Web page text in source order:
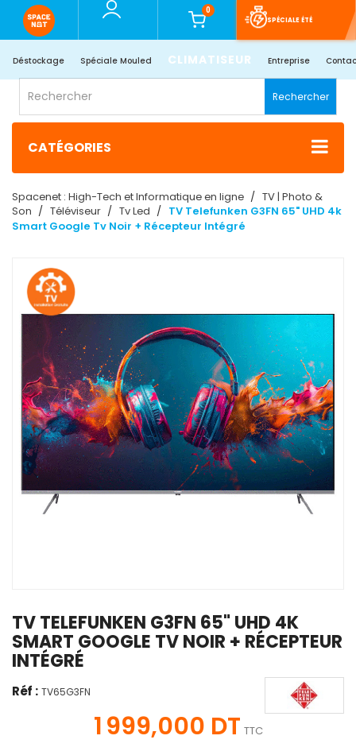
0
SPÉCIALE ÉTÉ
Déstockage Spéciale Mouled CLIMATISEUR Entreprise
Rechercher
CATÉGORIES
Spacenet : High-Tech et Informatique en ligne
TV | Photo &
Son
Téléviseur Tv Led
TV Telefunken G3FN 65" UHD 4k
Smart Google Tv Noir + Récepteur Intégré
TV TELEFUNKEN G3FN 65" UHD 4K
SMART GOOGLE TV NOIR + RÉCEPTEUR
INTÉGRÉ
Réf : TV65G3FN
1 999,000 DT TTC